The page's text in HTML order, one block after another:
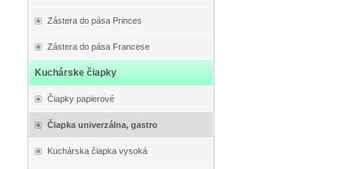
Zástera do pása Princes
Zástera do pása Francese
Kuchárske čiapky
Čiapky papierové
Čiapka univerzálna, gastro
Kuchárska čiapka vysoká